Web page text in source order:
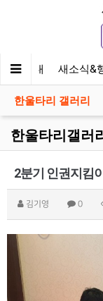
사업안내 새소식&
한울타리 갤러리
한울타리갤러
2분기 인권지킴
김기영 0